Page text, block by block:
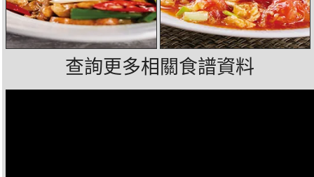
查詢更多相關食譜資料